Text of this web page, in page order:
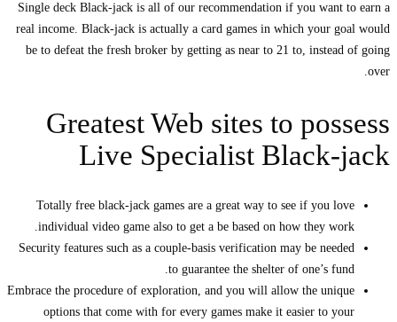
Single deck Black-jack is all of our recommendation if you want to earn a
real income. Black-jack is actually a card games in which your goal would
be to defeat the fresh broker by getting as near to 21 to, instead of going
over.
Greatest Web sites to possess
Live Specialist Black-jack
Totally free black-jack games are a great way to see if you love
individual video game also to get a be based on how they work.
Security features such as a couple-basis verification may be needed
to guarantee the shelter of one’s fund.
Embrace the procedure of exploration, and you will allow the unique
options that come with for every games make it easier to your